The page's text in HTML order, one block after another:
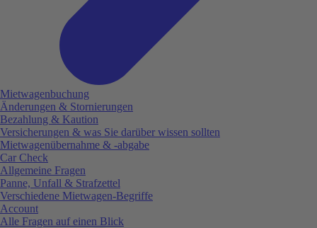
Mietwagenbuchung
Änderungen & Stornierungen
Bezahlung & Kaution
Versicherungen & was Sie darüber wissen sollten
Mietwagenübernahme & -abgabe
Car Check
Allgemeine Fragen
Panne, Unfall & Strafzettel
Verschiedene Mietwagen-Begriffe
Account
Alle Fragen auf einen Blick